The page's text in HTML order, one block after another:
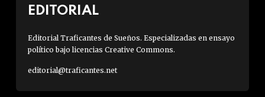
EDITORIAL
Editorial Traficantes de Sueños. Especializadas en ensayo
político bajo licencias Creative Commons.
editorial@traficantes.net